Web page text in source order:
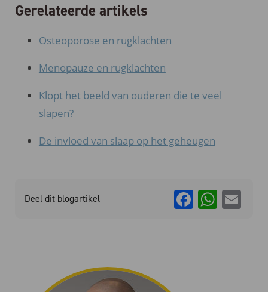
Gerelateerde artikels
Osteoporose en rugklachten
Menopauze en rugklachten
Klopt het beeld van ouderen die te veel
slapen?
De invloed van slaap op het geheugen
Deel dit blogartikel